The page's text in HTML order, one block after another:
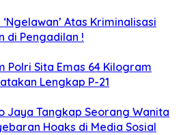
Atas Kriminalisasi
di Pengadilan !
Polri Sita Emas 64 Kilogram
Lengkap P-21
Jaya Tangkap Seorang Wanita
Hoaks di Media Sosial